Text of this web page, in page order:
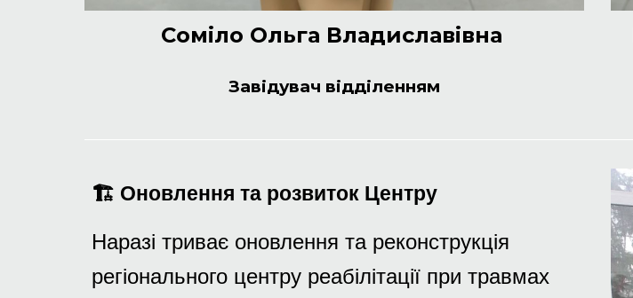
Соміло Ольга Владиславівна
Завідувач відділенням
🏗️ Оновлення та розвиток Центру
Наразі триває оновлення та реконструкція
регіонального центру реабілітації при травмах